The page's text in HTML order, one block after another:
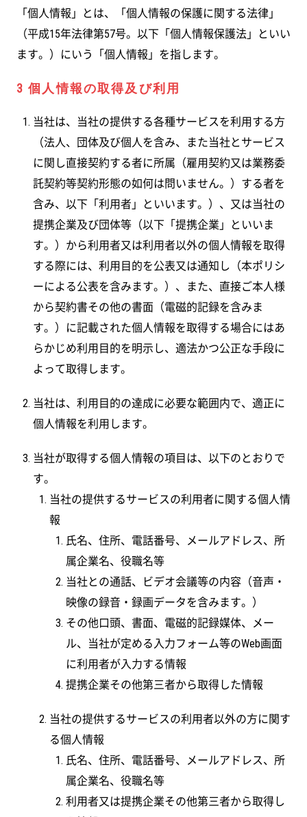
「個人情報」とは、「個人情報の保護に関する法律」
（平成15年法律第57号。以下「個人情報保護法」といい
ます。）にいう「個人情報」を指します。
3 個人情報の取得及び利用
当社は、当社の提供する各種サービスを利用する方
（法人、団体及び個人を含み、また当社とサービス
に関し直接契約する者に所属（雇用契約又は業務委
託契約等契約形態の如何は問いません。）する者を
含み、以下「利用者」といいます。）、又は当社の
提携企業及び団体等（以下「提携企業」といいま
す。）から利用者又は利用者以外の個人情報を取得
する際には、利用目的を公表又は通知し（本ポリシ
ーによる公表を含みます。）、また、直接ご本人様
から契約書その他の書面（電磁的記録を含みま
す。）に記載された個人情報を取得する場合にはあ
らかじめ利用目的を明示し、適法かつ公正な手段に
よって取得します。
当社は、利用目的の達成に必要な範囲内で、適正に
個人情報を利用します。
当社が取得する個人情報の項目は、以下のとおりで
す。
当社の提供するサービスの利用者に関する個人情
報
氏名、住所、電話番号、メールアドレス、所
属企業名、役職名等
当社との通話、ビデオ会議等の内容（音声・
映像の録音・録画データを含みます。）
その他口頭、書面、電磁的記録媒体、メー
ル、当社が定める入力フォーム等のWeb画面
に利用者が入力する情報
提携企業その他第三者から取得した情報
当社の提供するサービスの利用者以外の方に関す
る個人情報
氏名、住所、電話番号、メールアドレス、所
属企業名、役職名等
利用者又は提携企業その他第三者から取得し